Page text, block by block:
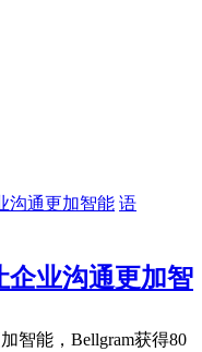
语
企业沟通更加智
智能，Bellgram获得80